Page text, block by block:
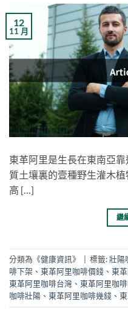
12
11 月
東革阿里是生長在東南亞
質土壤裏的壹種野生灌木
高 […]
繼
分類為《健康資訊》 標籤:壯陽
啡下架 、 東革阿里咖啡價錢 、 東
東革阿里咖啡台灣 、 東革阿里咖
咖啡壯陽 、 東革阿里咖啡幾錢 、